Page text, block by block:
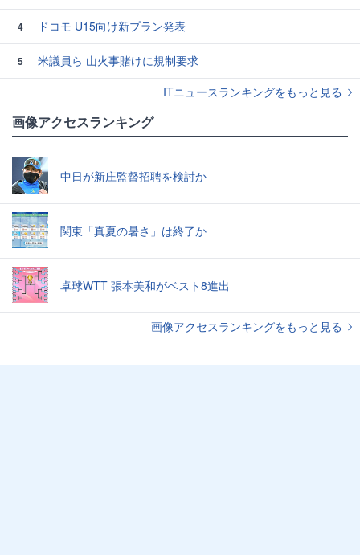
4 ドコモ U15向け新プラン発表
5
米議員ら 山火事賭けに規制要求
ITニュースランキングをもっと見る
画像アクセスランキング
中日が新庄監督招聘を検討か
関東「真夏の暑さ」は終了か
卓球WTT 張本美和がベスト8進出
画像アクセスランキングをもっと見る